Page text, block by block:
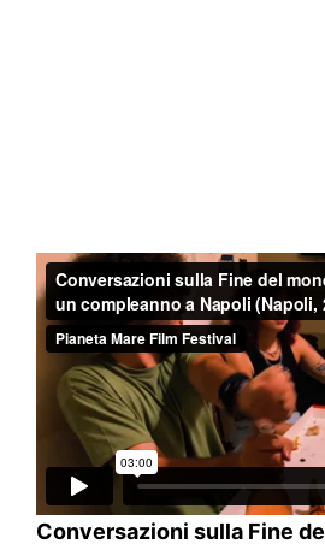
Conversazioni sulla Fine